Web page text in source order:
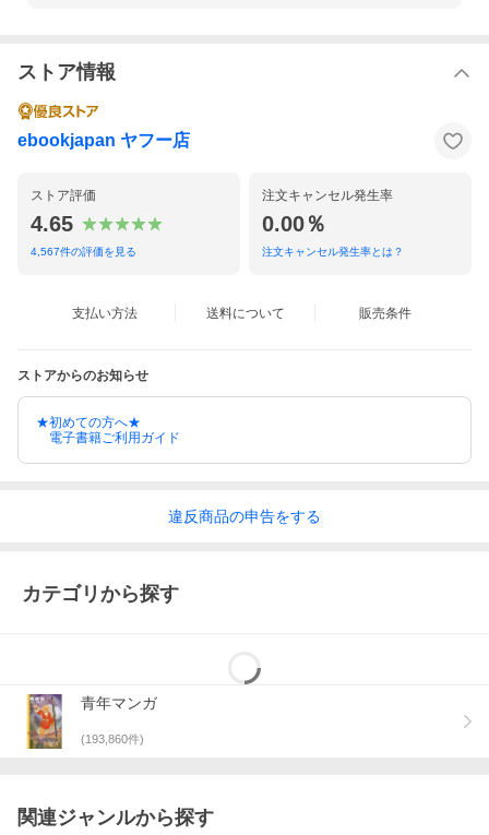
ストア情報
ebookjapan ヤフー店
ストア評価
4.65
4,567件の評価を見る
注文キャンセル発生率
0.00％
注文キャンセル発生率とは？
支払い方法 送料について 販売条件
ストアからのお知らせ
★初めての方へ★
電子書籍ご利用ガイド
違反商品の申告をする
カテゴリから探す
青年マンガ
(193,860件)
関連ジャンルから探す